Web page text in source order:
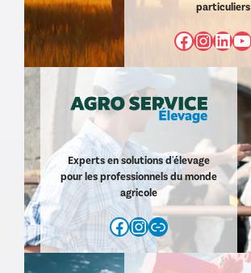
particuliers
Experts en solutions d'élevage
pour les professionnels du monde
agricole
Facebook
Instagram
https://www.agroservice2000.com/d/agro-service-elevage-11.html